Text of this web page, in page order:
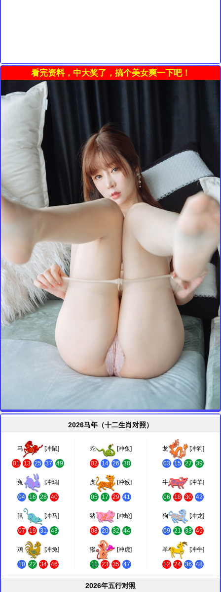
看完资料，中大奖了，搞个美女爽一下吧！
2026马年（十二生肖对照）
马 [冲鼠]
01 13 25 37 49
蛇 [冲兔]
02 14 26 38
龙 [冲狗]
03 15 27 39
兔 [冲鸡]
04 16 28 40
虎 [冲猴]
05 17 29 41
牛 [冲羊]
06 18 30 42
鼠 [冲马]
07 19 31 43
猪 [冲蛇]
08 20 32 44
狗 [冲龙]
09 21 33 45
鸡 [冲兔]
10 22 34 46
猴 [冲虎]
11 23 35 47
羊 [冲牛]
12 24 36 48
2026年五行对照